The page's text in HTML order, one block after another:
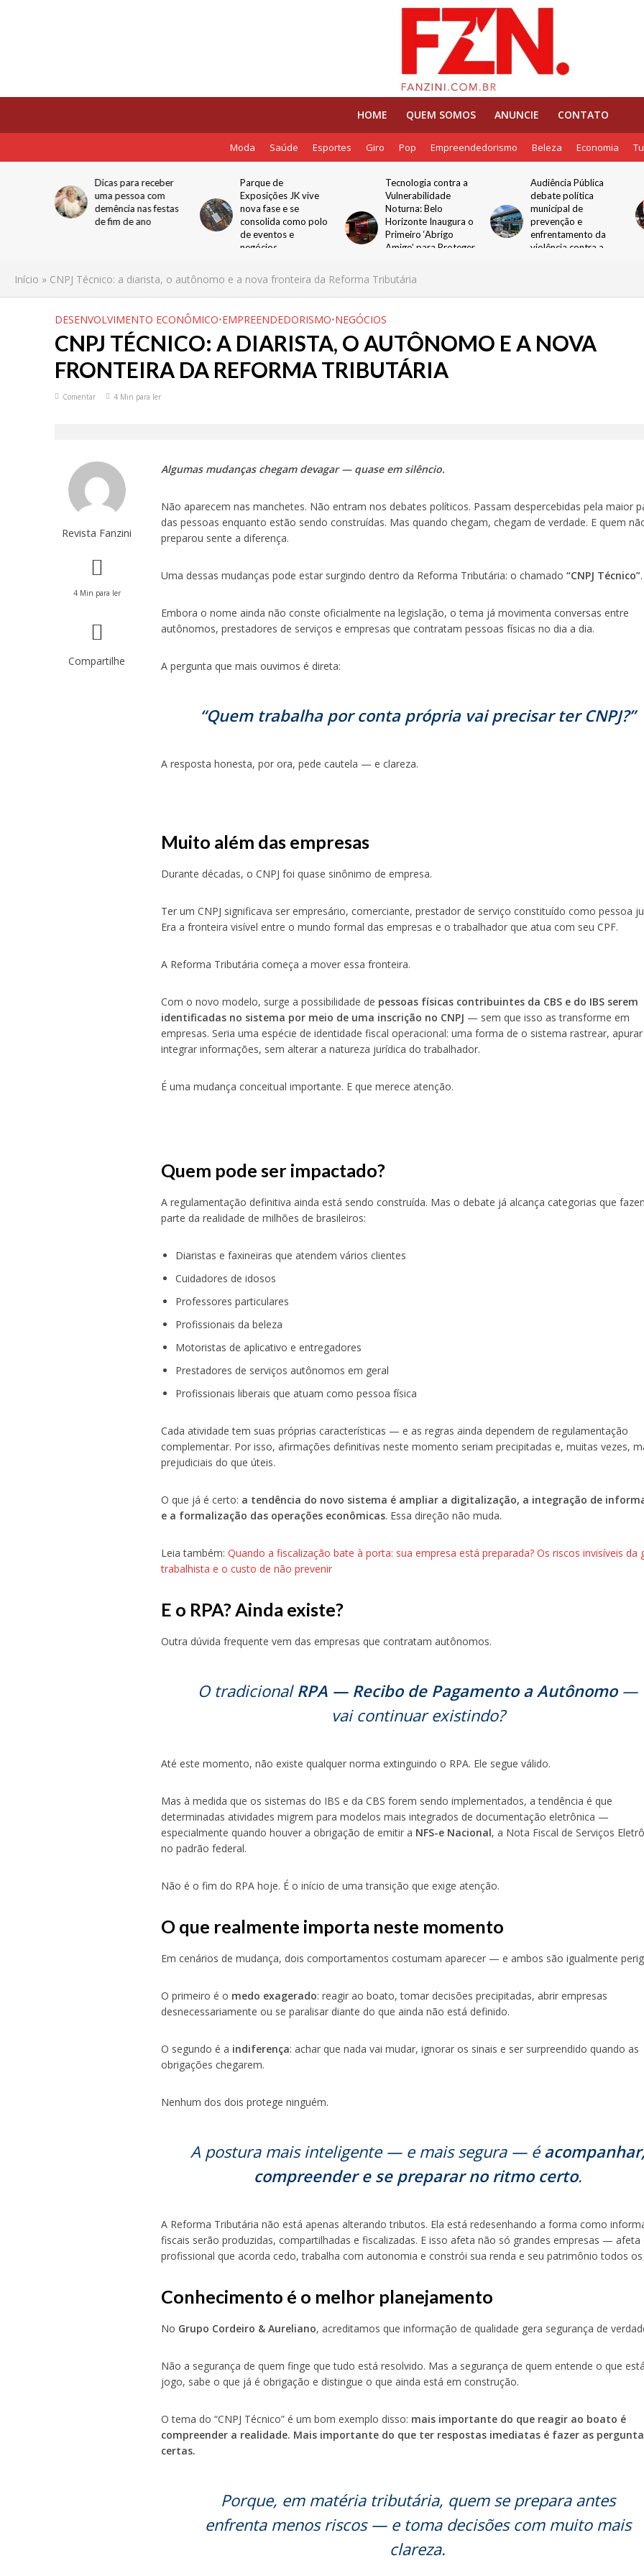
HOME QUEM SOMOS ANUNCIE CONTATO
Moda Saúde Esportes Giro Pop Empreendedorismo Beleza Economia
Dicas para receber
uma pessoa com
demência nas festas
de fim de ano
Parque de
Exposições JK vive
nova fase e se
consolida como polo
de eventos e
negócios
Tecnologia contra a
Vulnerabilidade
Noturna: Belo
Horizonte Inaugura o
Primeiro ‘Abrigo
Amigo’ para Proteger
de Ônibus
Audiência Pública
debate política
municipal de
prevenção e
enfrentamento da
violência contra a
Início » CNPJ Técnico: a diarista, o autônomo e a nova fronteira da Reforma Tributária
DESENVOLVIMENTO ECONÔMICO•EMPREENDEDORISMO•NEGÓCIOS
CNPJ TÉCNICO: A DIARISTA, O AUTÔNOMO E A NOVA
FRONTEIRA DA REFORMA TRIBUTÁRIA
Comentar 4 Min para ler
Revista Fanzini
4 Min para ler
Compartilhe
Algumas mudanças chegam devagar — quase em silêncio.
Não aparecem nas manchetes. Não entram nos debates políticos. Passam despercebidas pela maior
das pessoas enquanto estão sendo construídas. Mas quando chegam, chegam de verdade. E quem
preparou sente a diferença.
Uma dessas mudanças pode estar surgindo dentro da Reforma Tributária: o chamado“CNPJ Técnico”.
Embora o nome ainda não conste oficialmente na legislação, o tema já movimenta conversas entre
autônomos, prestadores de serviços e empresas que contratam pessoas físicas no dia a dia.
A pergunta que mais ouvimos é direta:
“Quem trabalha por conta própria vai precisar ter CNPJ?”
A resposta honesta, por ora, pede cautela — e clareza.
Muito além das empresas
Durante décadas, o CNPJ foi quase sinônimo de empresa.
Ter um CNPJ significava ser empresário, comerciante, prestador de serviço constituído como pessoa
Era a fronteira visível entre o mundo formal das empresas e o trabalhador que atua com seu CPF.
A Reforma Tributária começa a mover essa fronteira.
Com o novo modelo, surge a possibilidade de pessoas físicas contribuintes da CBS e do IBS serem
identificadas no sistema por meio de uma inscrição no CNPJ — sem que isso as transforme em
empresas. Seria uma espécie de identidade fiscal operacional: uma forma de o sistema rastrear, apurar
integrar informações, sem alterar a natureza jurídica do trabalhador.
É uma mudança conceitual importante. E que merece atenção.
Quem pode ser impactado?
A regulamentação definitiva ainda está sendo construída. Mas o debate já alcança categorias que
parte da realidade de milhões de brasileiros:
Diaristas e faxineiras que atendem vários clientes
Cuidadores de idosos
Professores particulares
Profissionais da beleza
Motoristas de aplicativo e entregadores
Prestadores de serviços autônomos em geral
Profissionais liberais que atuam como pessoa física
Cada atividade tem suas próprias características — e as regras ainda dependem de regulamentação
complementar. Por isso, afirmações definitivas neste momento seriam precipitadas e, muitas vezes,
prejudiciais do que úteis.
O que já é certo: a tendência do novo sistema é ampliar a digitalização, a integração de
e a formalização das operações econômicas. Essa direção não muda.
Leia também:Quando a fiscalização bate à porta: sua empresa está preparada? Os riscos invisíveis da
trabalhista e o custo de não prevenir
E o RPA? Ainda existe?
Outra dúvida frequente vem das empresas que contratam autônomos.
O tradicional RPA — Recibo de Pagamento a Autônomo—
vai continuar existindo?
Até este momento, não existe qualquer norma extinguindo o RPA. Ele segue válido.
Mas à medida que os sistemas do IBS e da CBS forem sendo implementados, a tendência é que
determinadas atividades migrem para modelos mais integrados de documentação eletrônica —
especialmente quando houver a obrigação de emitir a NFS-e Nacional, a Nota Fiscal de Serviços
no padrão federal.
Não é o fim do RPA hoje. É o início de uma transição que exige atenção.
O que realmente importa neste momento
Em cenários de mudança, dois comportamentos costumam aparecer — e ambos são igualmente
O primeiro é o medo exagerado: reagir ao boato, tomar decisões precipitadas, abrir empresas
desnecessariamente ou se paralisar diante do que ainda não está definido.
O segundo é a indiferença: achar que nada vai mudar, ignorar os sinais e ser surpreendido quando as
obrigações chegarem.
Nenhum dos dois protege ninguém.
A postura mais inteligente — e mais segura — éacompanhar,
compreender e se preparar no ritmo certo.
A Reforma Tributária não está apenas alterando tributos. Ela está redesenhando a forma como
fiscais serão produzidas, compartilhadas e fiscalizadas. E isso afeta não só grandes empresas — afeta
profissional que acorda cedo, trabalha com autonomia e constrói sua renda e seu patrimônio todos os
Conhecimento é o melhor planejamento
No Grupo Cordeiro & Aureliano, acreditamos que informação de qualidade gera segurança de
Não a segurança de quem finge que tudo está resolvido. Mas a segurança de quem entende o que
jogo, sabe o que já é obrigação e distingue o que ainda está em construção.
O tema do “CNPJ Técnico” é um bom exemplo disso: mais importante do que reagir ao boato é
compreender a realidade. Mais importante do que ter respostas imediatas é fazer as
certas.
Porque, em matéria tributária, quem se prepara antes
enfrenta menos riscos — e toma decisões com muito mais
clareza.